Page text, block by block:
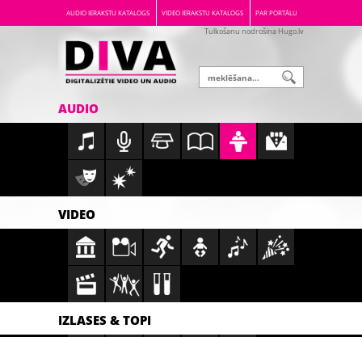
AUDIO IERAKSTU KATALOGS VIDEO IERAKSTU KATALOGS PAR PORTĀLU
Tulkošanu nodrošina Hugo.lv
AUDIO
VIDEO
IZLASES & TOPI